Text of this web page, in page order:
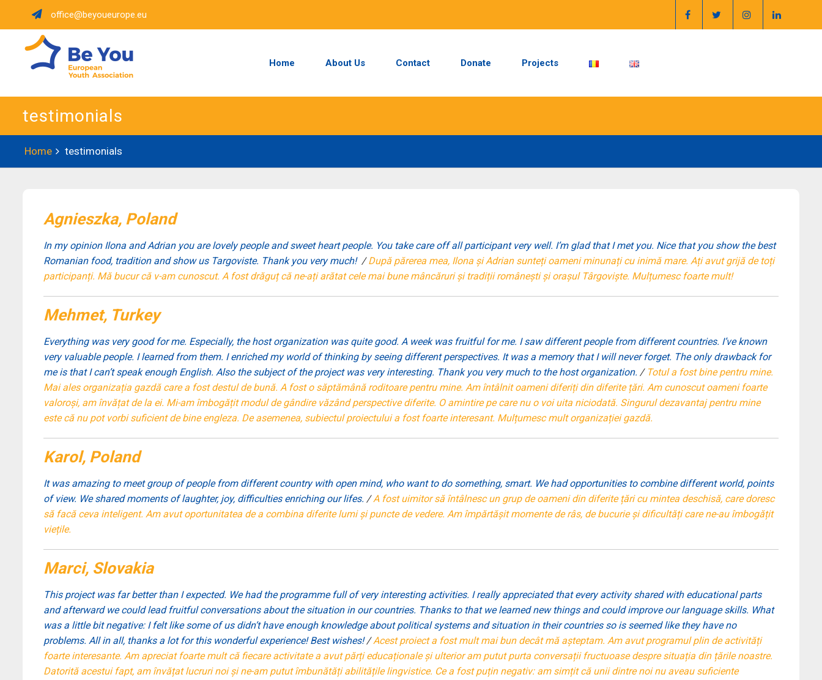
content
office@beyoueurope.eu
Home About Us Contact Donate Projects
testimonials
Home testimonials
Agnieszka, Poland
In my opinion Ilona and Adrian you are lovely people and sweet heart people. You take care off all participant very well. I’m glad that I met you. Nice that you show the best
Romanian food, tradition and show us Targoviste. Thank you very much!/După părerea mea, Ilona și Adrian sunteți oameni minunați cu inimă mare. Ați avut grijă de toți
participanți. Mă bucur că v-am cunoscut. A fost drăguț că ne-ați arătat cele mai bune mâncăruri și tradiții românești și orașul Târgoviște. Mulțumesc foarte mult!
Mehmet, Turkey
Everything was very good for me. Especially, the host organization was quite good. A week was fruitful for me. I saw different people from different countries. I’ve known
very valuable people. I learned from them. I enriched my world of thinking by seeing different perspectives. It was a memory that I will never forget. The only drawback for
me is that I can’t speak enough English. Also the subject of the project was very interesting. Thank you very much to the host organization. / Totul a fost bine pentru mine.
Mai ales organizația gazdă care a fost destul de bună. A fost o săptămână roditoare pentru mine. Am întâlnit oameni diferiți din diferite țări. Am cunoscut oameni foarte
valoroși, am învățat de la ei. Mi-am îmbogățit modul de gândire văzând perspective diferite. O amintire pe care nu o voi uita niciodată. Singurul dezavantaj pentru mine
este că nu pot vorbi suficient de bine engleza. De asemenea, subiectul proiectului a fost foarte interesant. Mulțumesc mult organizației gazdă.
Karol, Poland
It was amazing to meet group of people from different country with open mind, who want to do something, smart. We had opportunities to combine different world, points
of view. We shared moments of laughter, joy, difficulties enriching our lifes. /A fost uimitor să întâlnesc un grup de oameni din diferite țări cu mintea deschisă, care doresc
să facă ceva inteligent. Am avut oportunitatea de a combina diferite lumi și puncte de vedere. Am împărtășit momente de râs, de bucurie și dificultăți care ne-au îmbogățit
viețile.
Marci, Slovakia
This project was far better than I expected. We had the programme full of very interesting activities. I really appreciated that every activity shared with educational parts
and afterward we could lead fruitful conversations about the situation in our countries. Thanks to that we learned new things and could improve our language skills. What
was a little bit negative: I felt like some of us didn’t have enough knowledge about political systems and situation in their countries so is seemed like they have no
problems. All in all, thanks a lot for this wonderful experience! Best wishes!/Acest proiect a fost mult mai bun decât mă așteptam. Am avut programul plin de activități
foarte interesante. Am apreciat foarte mult că fiecare activitate a avut părți educaționale și ulterior am putut purta conversații fructuoase despre situația din țările noastre.
Datorită acestui fapt, am învățat lucruri noi și ne-am putut îmbunătăți abilitățile lingvistice. Ce a fost puțin negativ: am simțit că unii dintre noi nu aveau suficiente